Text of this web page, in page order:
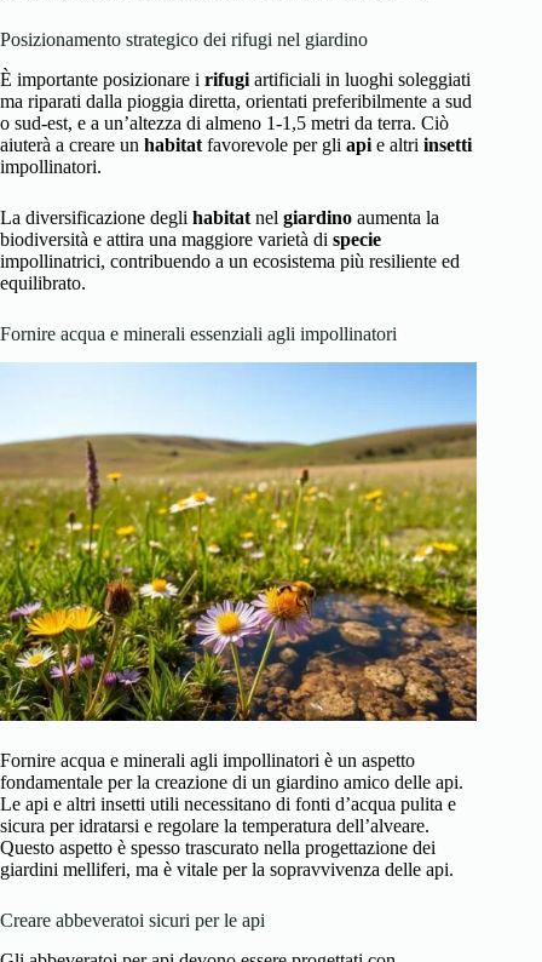
Posizionamento strategico dei rifugi nel giardino
È importante posizionare i rifugi artificiali in luoghi soleggiati
ma riparati dalla pioggia diretta, orientati preferibilmente a sud
o sud-est, e a un’altezza di almeno 1-1,5 metri da terra. Ciò
aiuterà a creare un habitat favorevole per gli api e altri insetti
impollinatori.
La diversificazione degli habitat nel giardino aumenta la
biodiversità e attira una maggiore varietà di specie
impollinatrici, contribuendo a un ecosistema più resiliente ed
equilibrato.
Fornire acqua e minerali essenziali agli impollinatori
Fornire acqua e minerali agli impollinatori è un aspetto
fondamentale per la creazione di un giardino amico delle api.
Le api e altri insetti utili necessitano di fonti d’acqua pulita e
sicura per idratarsi e regolare la temperatura dell’alveare.
Questo aspetto è spesso trascurato nella progettazione dei
giardini melliferi, ma è vitale per la sopravvivenza delle api.
Creare abbeveratoi sicuri per le api